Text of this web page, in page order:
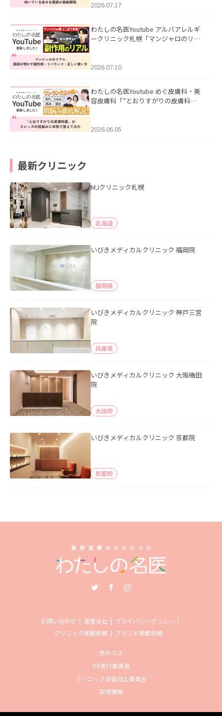
した。
2026.07.17
わたしの名医Youtube アルバアレルギ
ークリニック札幌「マンジャロのリア
た。
2026.07.10
わたしの名医Youtube めぐ皮膚科・美
容皮膚科「”とおりすがりの皮膚科
2026.06.05
最新クリニック
MJクリニック札幌
北海道
いびきメディカルクリニック 福岡院
福岡県
いびきメディカルクリニック 神戸三宮
院
兵庫県
いびきメディカルクリニック 大阪梅田
院
大阪府
いびきメディカルクリニック 京都院
京都府
お問い合わせ 運営会社
プライバシーポリシー
クリニック掲載依頼
ブランド掲載依頼
売れコス
DX実行委員長
クリニック収益向上委員会
採用情報